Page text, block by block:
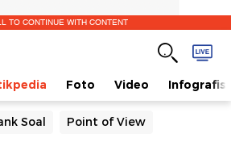
TO CONTINUE WITH CONTENT
Foto Video Infografis
Soal Point of View